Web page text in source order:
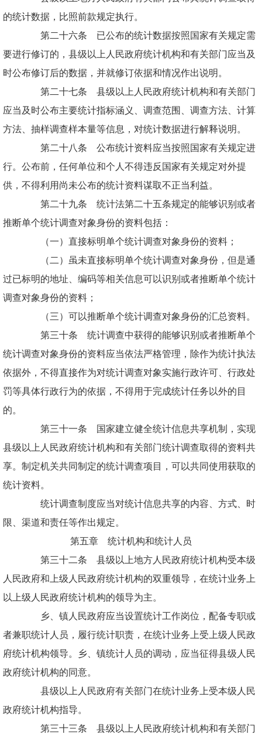
的统计数据，比照前款规定执行。
第二十六条 已公布的统计数据按照国家有关规定需
要进行修订的，县级以上人民政府统计机构和有关部门应当及
时公布修订后的数据，并就修订依据和情况作出说明。
第二十七条 县级以上人民政府统计机构和有关部门
应当及时公布主要统计指标涵义、调查范围、调查方法、计算
方法、抽样调查样本量等信息，对统计数据进行解释说明。
第二十八条 公布统计资料应当按照国家有关规定进
行。公布前，任何单位和个人不得违反国家有关规定对外提
供，不得利用尚未公布的统计资料谋取不正当利益。
第二十九条 统计法第二十五条规定的能够识别或者
推断单个统计调查对象身份的资料包括：
（一）直接标明单个统计调查对象身份的资料；
（二）虽未直接标明单个统计调查对象身份，但是通
过已标明的地址、编码等相关信息可以识别或者推断单个统计
调查对象身份的资料；
（三）可以推断单个统计调查对象身份的汇总资料。
第三十条 统计调查中获得的能够识别或者推断单个
统计调查对象身份的资料应当依法严格管理，除作为统计执法
依据外，不得直接作为对统计调查对象实施行政许可、行政处
罚等具体行政行为的依据，不得用于完成统计任务以外的目
的。
第三十一条 国家建立健全统计信息共享机制，实现
县级以上人民政府统计机构和有关部门统计调查取得的资料共
享。制定机关共同制定的统计调查项目，可以共同使用获取的
统计资料。
统计调查制度应当对统计信息共享的内容、方式、时
限、渠道和责任等作出规定。
第五章 统计机构和统计人员
第三十二条 县级以上地方人民政府统计机构受本级
人民政府和上级人民政府统计机构的双重领导，在统计业务上
以上级人民政府统计机构的领导为主。
乡、镇人民政府应当设置统计工作岗位，配备专职或
者兼职统计人员，履行统计职责，在统计业务上受上级人民政
府统计机构领导。乡、镇统计人员的调动，应当征得县级人民
政府统计机构的同意。
县级以上人民政府有关部门在统计业务上受本级人民
政府统计机构指导。
第三十三条 县级以上人民政府统计机构和有关部门